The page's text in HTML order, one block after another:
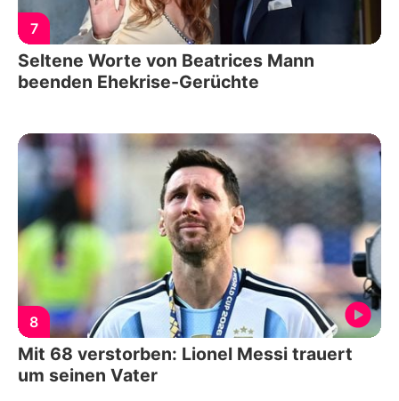
7
Seltene Worte von Beatrices Mann
beenden Ehekrise-Gerüchte
8
Mit 68 verstorben: Lionel Messi trauert
um seinen Vater